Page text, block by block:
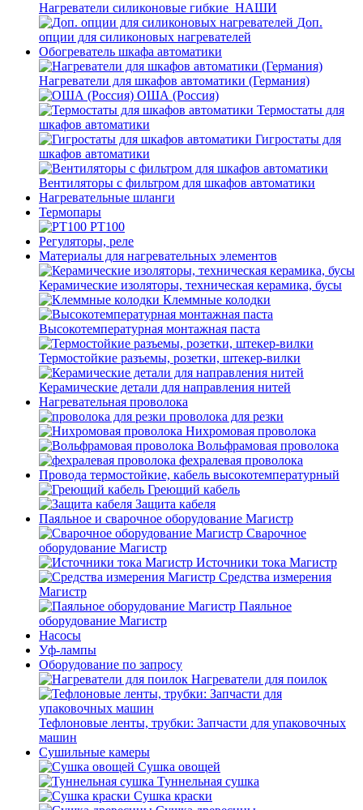
Нагреватели силиконовые гибкие_НАШИ
Доп.
опции для силиконовых нагревателей
Обогреватель шкафа автоматики
Нагреватели для шкафов автоматики (Германия)
ОША (Россия)
Термостаты для
шкафов автоматики
Гигростаты для
шкафов автоматики
Вентиляторы с фильтром для шкафов автоматики
Нагревательные шланги
Термопары
PT100
Регуляторы, реле
Материалы для нагревательных элементов
Керамические изоляторы, техническая керамика, бусы
Клеммные колодки
Высокотемпературная монтажная паста
Термостойкие разъемы, розетки, штекер-вилки
Керамические детали для направления нитей
Нагревательная проволока
проволока для резки
Нихромовая проволока
Вольфрамовая проволока
фехралевая проволока
Провода термостойкие, кабель высокотемпературный
Греющий кабель
Защита кабеля
Паяльное и сварочное оборудование Магистр
Сварочное
оборудование Магистр
Источники тока Магистр
Средства измерения
Магистр
Паяльное
оборудование Магистр
Насосы
Уф-лампы
Оборудование по запросу
Нагреватели для поилок
Тефлоновые ленты, трубки: Запчасти для упаковочных
машин
Сушильные камеры
Сушка овощей
Туннельная сушка
Сушка краски